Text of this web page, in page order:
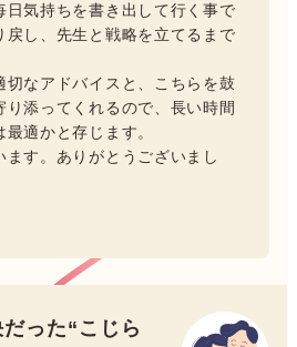
日気持ちを書き出して行く事で
戻し、先生と戦略を立てるまで
切なアドバイスと、こちらを鼓
添ってくれるので、長い時間
適かと存じます。
す。ありがとうございまし
った“こじら